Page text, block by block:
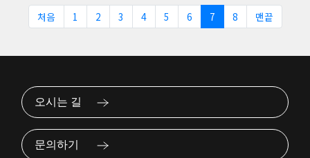
처음 1 2 3 4 5 6 7 8 맨끝
오시는 길
문의하기